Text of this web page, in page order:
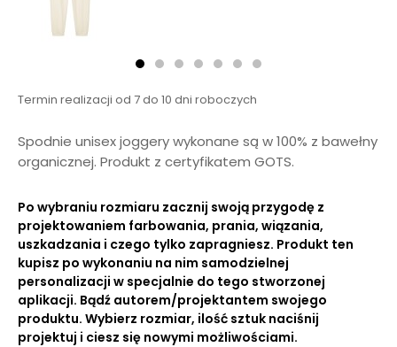
Termin realizacji od 7 do 10 dni roboczych
Spodnie unisex joggery wykonane są w 100% z bawełny
organicznej. Produkt z certyfikatem GOTS.
Po wybraniu rozmiaru zacznij swoją przygodę z
projektowaniem farbowania, prania, wiązania,
uszkadzania i czego tylko zapragniesz. Produkt ten
kupisz po wykonaniu na nim samodzielnej
personalizacji w specjalnie do tego stworzonej
aplikacji. Bądź autorem/projektantem swojego
produktu. Wybierz rozmiar, ilość sztuk naciśnij
projektuj i ciesz się nowymi możliwościami.